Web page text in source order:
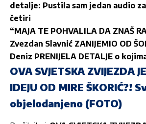
detalje: Pustila sam jedan audio
četiri
“MAJA TE POHVALILA DA ZNAŠ
Zvezdan Slavnić ZANIJEMIO OD
Deniz PRENIJELA DETALJE o
OVA SVJETSKA ZVIJEZDA
IDEJU OD MIRE ŠKORIĆ?!
objelodanjeno (FOTO)